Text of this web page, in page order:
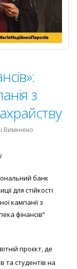
з
Вимкнено
з
протидії
платіжному
банк
для стійкості
кампанії з
фінансів”
проєкт, де
та студентів на